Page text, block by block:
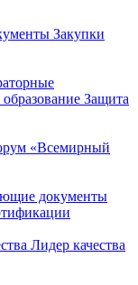
Закупки
Защита
«Всемирный
документы
Лидер качества